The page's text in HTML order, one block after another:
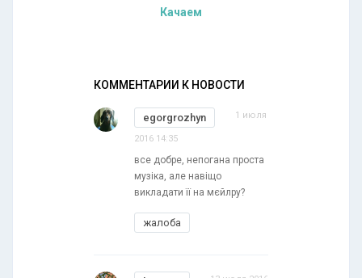
Качаем
КОММЕНТАРИИ К НОВОСТИ
egorgrozhyn 1 июля
2016 14:35
все добре, непогана проста
музіка, але навіщо
викладати її на мєйлру?
жалоба